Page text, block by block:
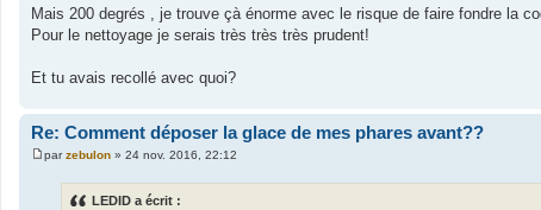
g
e
Mais 200 degrés , je trouve çà énorme avec le risque de faire fondre la
Pour le nettoyage je serais très très très prudent!
Et tu avais recollé avec quoi?
Re: Comment déposer la glace de mes phares avant??
M
parzebulon » 24 nov. 2016, 22:12
LEDID a écrit :